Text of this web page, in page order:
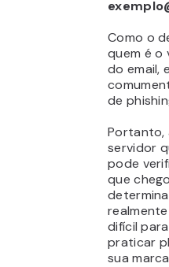
Como o
quem é o
do email,
de
Portanto,
servidor
pode
que
difícil
praticar
sua